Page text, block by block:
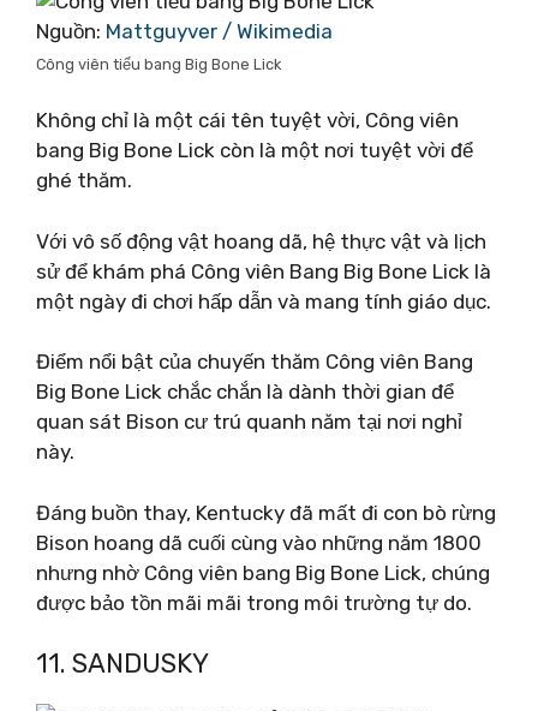
Nguồn: Mattguyver / Wikimedia
Công viên tiểu bang Big Bone Lick
Không chỉ là một cái tên tuyệt vời, Công viên
bang Big Bone Lick còn là một nơi tuyệt vời để
ghé thăm.
Với vô số động vật hoang dã, hệ thực vật và lịch
sử để khám phá Công viên Bang Big Bone Lick là
một ngày đi chơi hấp dẫn và mang tính giáo dục.
Điểm nổi bật của chuyến thăm Công viên Bang
Big Bone Lick chắc chắn là dành thời gian để
quan sát Bison cư trú quanh năm tại nơi nghỉ
này.
Đáng buồn thay, Kentucky đã mất đi con bò rừng
Bison hoang dã cuối cùng vào những năm 1800
nhưng nhờ Công viên bang Big Bone Lick, chúng
được bảo tồn mãi mãi trong môi trường tự do.
11. SANDUSKY